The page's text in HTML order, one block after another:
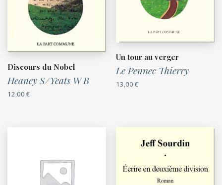
Discours du Nobel
Heaney S/Yeats W B
12,00 €
Un tour au verger
Le Pennec Thierry
13,00 €